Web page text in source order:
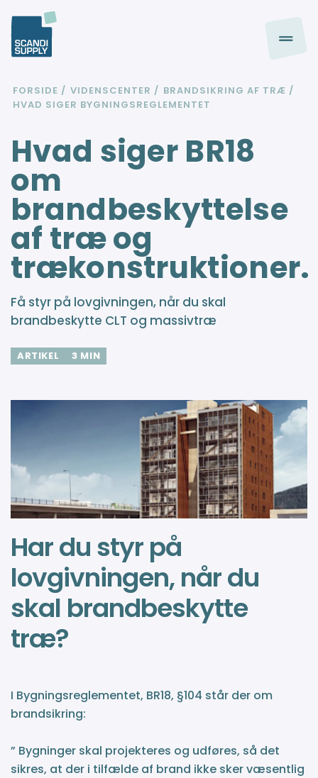
FORSIDE VIDENSCENTER
BRANDSIKRING AF TRÆ
HVAD SIGER BYGNINGSREGLEMENTET
Hvad siger BR18
om
brandbeskyttelse
af træ og
trækonstruktioner.
Få styr på lovgivningen, når du skal
brandbeskytte CLT og massivtræ
ARTIKEL 3 MIN
Har du styr på
lovgivningen, når du
skal brandbeskytte
træ?
I Bygningsreglementet, BR18, §104 står der om
brandsikring:
” Bygninger skal projekteres og udføres, så det
sikres, at der i tilfælde af brand ikke sker væsentlig